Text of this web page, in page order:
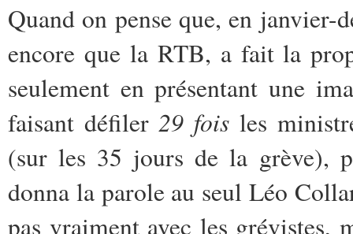
Quand on pense que, en
encore que la RTB, a fait la
seulement en présentant une
faisant défiler29 fois les
(sur les 35 jours de la grève),
donna la parole au seul Léo
pas vraiment avec les grévistes,